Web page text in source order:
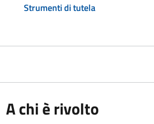
Strumenti di tutela
A chi è rivolto